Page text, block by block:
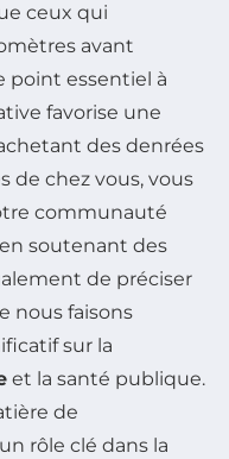
ceux qui
avant
point essentiel à
favorise une
des denrées
de chez vous, vous
communauté
soutenant des
de préciser
nous faisons
sur la
et la santé publique.
de
rôle clé dans la